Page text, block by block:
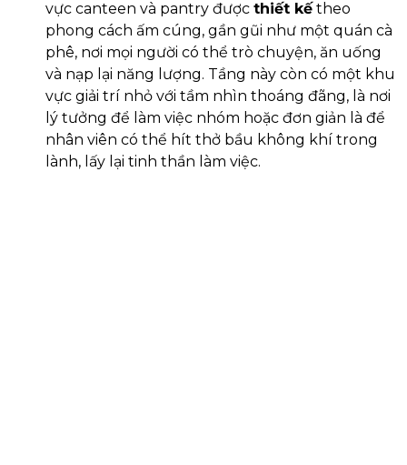
vực canteen và pantry được thiết kếtheo
phong cách ấm cúng, gần gũi như một quán cà
phê, nơi mọi người có thể trò chuyện, ăn uống
và nạp lại năng lượng. Tầng này còn có một khu
vực giải trí nhỏ với tầm nhìn thoáng đãng, là nơi
lý tưởng để làm việc nhóm hoặc đơn giản là để
nhân viên có thể hít thở bầu không khí trong
lành, lấy lại tinh thần làm việc.